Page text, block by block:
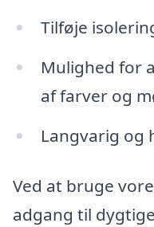
Tilføje
Mulighed for
af farver og
Langvarig og
Ved at bruge
adgang til